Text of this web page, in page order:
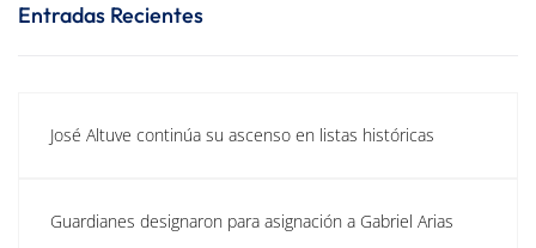
Entradas Recientes
José Altuve continúa su ascenso en listas históricas
Guardianes designaron para asignación a Gabriel Arias